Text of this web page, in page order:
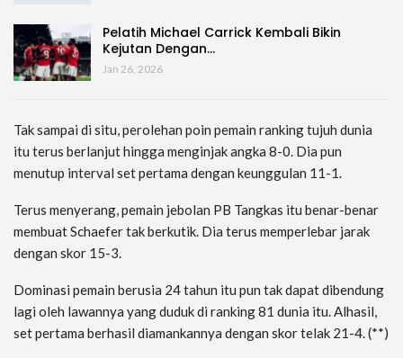
Pelatih Michael Carrick Kembali Bikin
Kejutan Dengan…
Jan 26, 2026
Tak sampai di situ, perolehan poin pemain ranking tujuh dunia
itu terus berlanjut hingga menginjak angka 8-0. Dia pun
menutup interval set pertama dengan keunggulan 11-1.
Terus menyerang, pemain jebolan PB Tangkas itu benar-benar
membuat Schaefer tak berkutik. Dia terus memperlebar jarak
dengan skor 15-3.
Dominasi pemain berusia 24 tahun itu pun tak dapat dibendung
lagi oleh lawannya yang duduk di ranking 81 dunia itu. Alhasil,
set pertama berhasil diamankannya dengan skor telak 21-4. (**)